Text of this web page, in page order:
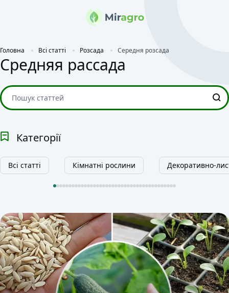
Головна Всі статті Розсада Середня розсада
Средняя рассада
Категорії
Всі статті Кімнатні рослини Декоративно-